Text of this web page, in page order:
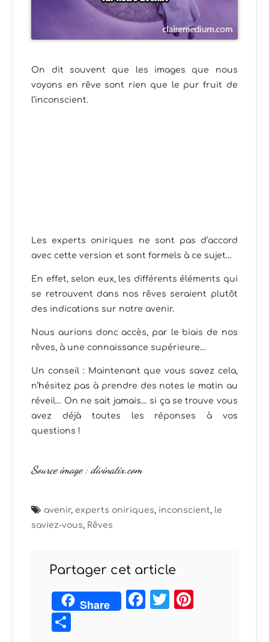
On dit souvent que les images que nous
voyons en rêve sont rien que le pur fruit de
l’inconscient.
Les experts oniriques ne sont pas d’accord
avec cette version et sont formels à ce sujet…
En effet, selon eux, les différents éléments qui
se retrouvent dans nos rêves seraient plutôt
des indications sur notre avenir.
Nous aurions donc accès, par le biais de nos
rêves, à une connaissance supérieure…
Un conseil : Maintenant que vous savez cela,
n’hésitez pas à prendre des notes le matin au
réveil… On ne sait jamais… si ça se trouve vous
avez déjà toutes les réponses à vos
questions !
Source image : divinatix.com
avenir, experts oniriques, inconscient, le
saviez-vous, Rêves
Partager cet article
Share Facebook
Twitter